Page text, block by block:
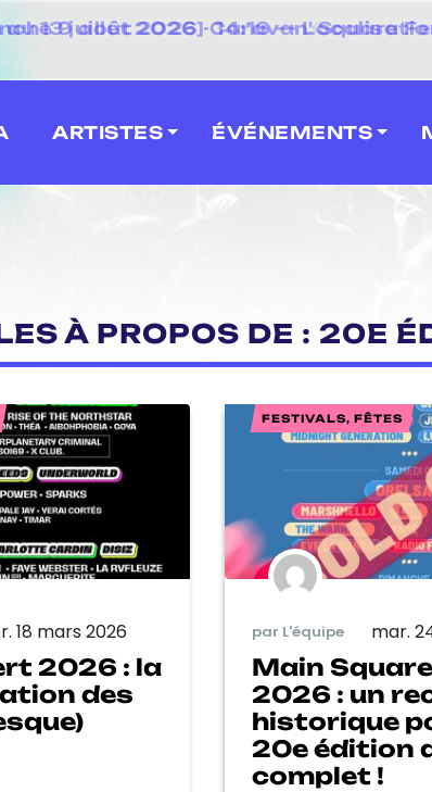
au 13 juillet 2026] Caravan' Square
ARTISTES ÉVÉNEMENTS
À PROPOS DE : 20E
18 mars 2026
2026 : la
des
FESTIVALS, FÊTES
par L'équipe mar.
Main
2026 : un
historique
20e édition
complet !